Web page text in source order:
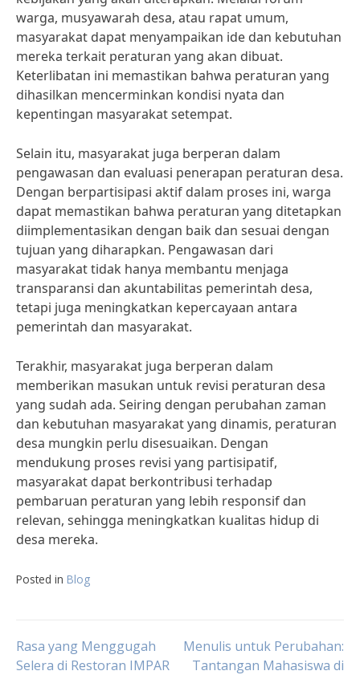
warga, musyawarah desa, atau rapat umum,
masyarakat dapat menyampaikan ide dan kebutuhan
mereka terkait peraturan yang akan dibuat.
Keterlibatan ini memastikan bahwa peraturan yang
dihasilkan mencerminkan kondisi nyata dan
kepentingan masyarakat setempat.
Selain itu, masyarakat juga berperan dalam
pengawasan dan evaluasi penerapan peraturan desa.
Dengan berpartisipasi aktif dalam proses ini, warga
dapat memastikan bahwa peraturan yang ditetapkan
diimplementasikan dengan baik dan sesuai dengan
tujuan yang diharapkan. Pengawasan dari
masyarakat tidak hanya membantu menjaga
transparansi dan akuntabilitas pemerintah desa,
tetapi juga meningkatkan kepercayaan antara
pemerintah dan masyarakat.
Terakhir, masyarakat juga berperan dalam
memberikan masukan untuk revisi peraturan desa
yang sudah ada. Seiring dengan perubahan zaman
dan kebutuhan masyarakat yang dinamis, peraturan
desa mungkin perlu disesuaikan. Dengan
mendukung proses revisi yang partisipatif,
masyarakat dapat berkontribusi terhadap
pembaruan peraturan yang lebih responsif dan
relevan, sehingga meningkatkan kualitas hidup di
desa mereka.
Posted in Blog
Post
Rasa yang Menggugah
Selera di Restoran IMPAR
Menulis untuk Perubahan:
Tantangan Mahasiswa di